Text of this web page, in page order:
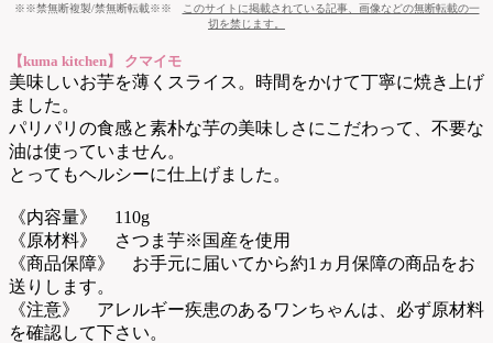
※※禁無断複製/禁無断転載※※
このサイトに掲載されている記事、画像などの無断転載の一
切を禁じます。
【kuma kitchen】 クマイモ
美味しいお芋を薄くスライス。時間をかけて丁寧に焼き上げ
ました。
パリパリの食感と素朴な芋の美味しさにこだわって、不要な
油は使っていません。
とってもヘルシーに仕上げました。
《内容量》 110g
《原材料》 さつま芋※国産を使用
《商品保障》 お手元に届いてから約1ヵ月保障の商品をお
送りします。
《注意》 アレルギー疾患のあるワンちゃんは、必ず原材料
を確認して下さい。